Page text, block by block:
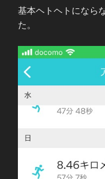
基本ヘトヘトになら
た。